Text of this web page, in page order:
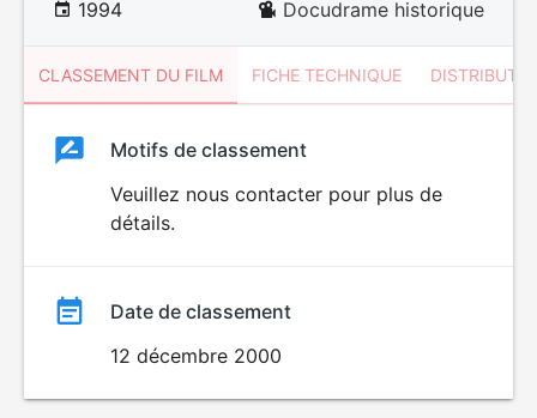
1994 Docudrame historique
CLASSEMENT DU FILM FICHE TECHNIQUE
ClassementClassement
Motifs de classement
Veuillez nous contacter pour plus de
détails.
Date de classement
12 décembre 2000